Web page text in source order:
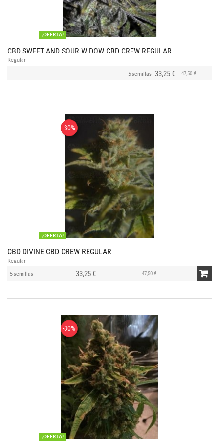
¡OFERTA!
CBD SWEET AND SOUR WIDOW CBD CREW REGULAR
Regular
5 semillas 33,25 € 47,50 €
-30%
¡OFERTA!
CBD DIVINE CBD CREW REGULAR
Regular
5 semillas 33,25 € 47,50 €
-30%
¡OFERTA!